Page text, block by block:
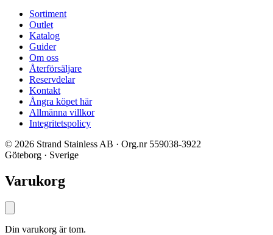
Sortiment
Outlet
Katalog
Guider
Om oss
Återförsäljare
Reservdelar
Kontakt
Ångra köpet här
Allmänna villkor
Integritetspolicy
© 2026 Strand Stainless AB · Org.nr 559038-3922
Göteborg · Sverige
Varukorg
Din varukorg är tom.